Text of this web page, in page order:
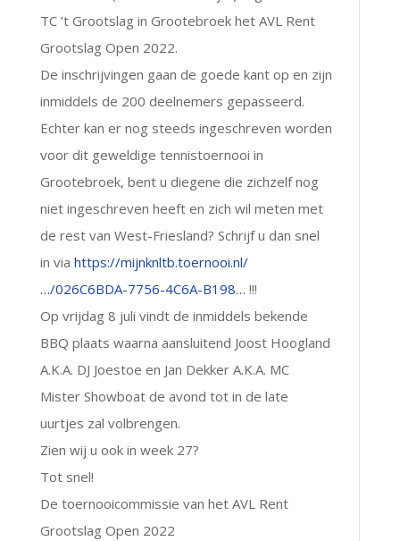
TC ’t Grootslag in Grootebroek het AVL Rent
Grootslag Open 2022.
De inschrijvingen gaan de goede kant op en zijn
inmiddels de 200 deelnemers gepasseerd.
Echter kan er nog steeds ingeschreven worden
voor dit geweldige tennistoernooi in
Grootebroek, bent u diegene die zichzelf nog
niet ingeschreven heeft en zich wil meten met
de rest van West-Friesland? Schrijf u dan snel
in via https://mijnknltb.toernooi.nl/
…/026C6BDA-7756-4C6A-B198… !!!
Op vrijdag 8 juli vindt de inmiddels bekende
BBQ plaats waarna aansluitend Joost Hoogland
A.K.A. DJ Joestoe en Jan Dekker A.K.A. MC
Mister Showboat de avond tot in de late
uurtjes zal volbrengen.
Zien wij u ook in week 27?
Tot snel!
De toernooicommissie van het AVL Rent
Grootslag Open 2022